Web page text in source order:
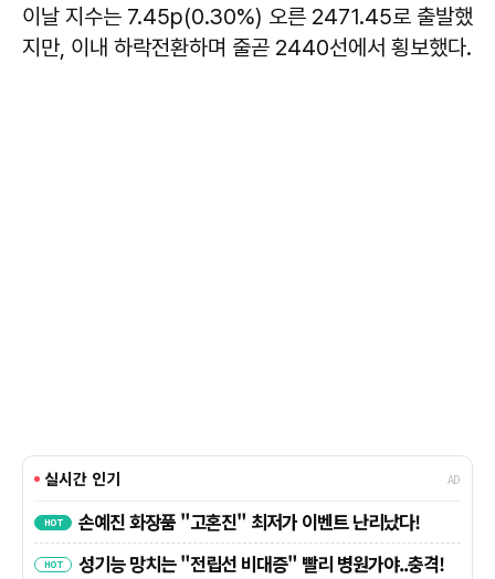
이날 지수는 7.45p(0.30%) 오른 2471.45로 출발했
지만, 이내 하락전환하며 줄곧 2440선에서 횡보했다.